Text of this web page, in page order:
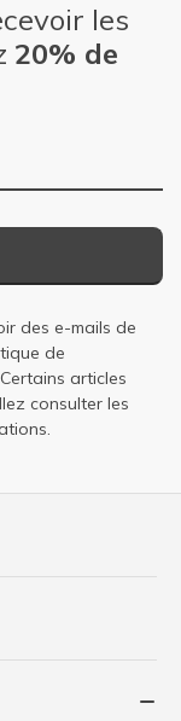
les
20% de
des e-mails de
de
articles
consulter les